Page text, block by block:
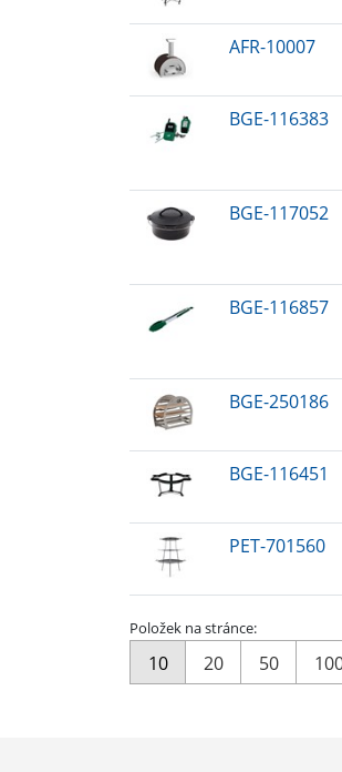
AFR-10007
BGE-116383
BGE-117052
BGE-116857
BGE-250186
BGE-116451
PET-701560
Položek na stránce:
10 20 50